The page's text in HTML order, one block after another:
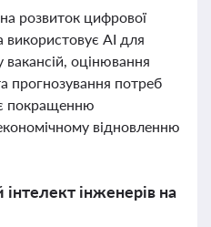
розвиток цифрової
AI для
оцінювання
прогнозування потреб
покращенню
відновленню
інженерів на